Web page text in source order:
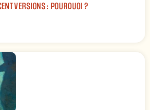
VERSIONS : POURQUOI ?